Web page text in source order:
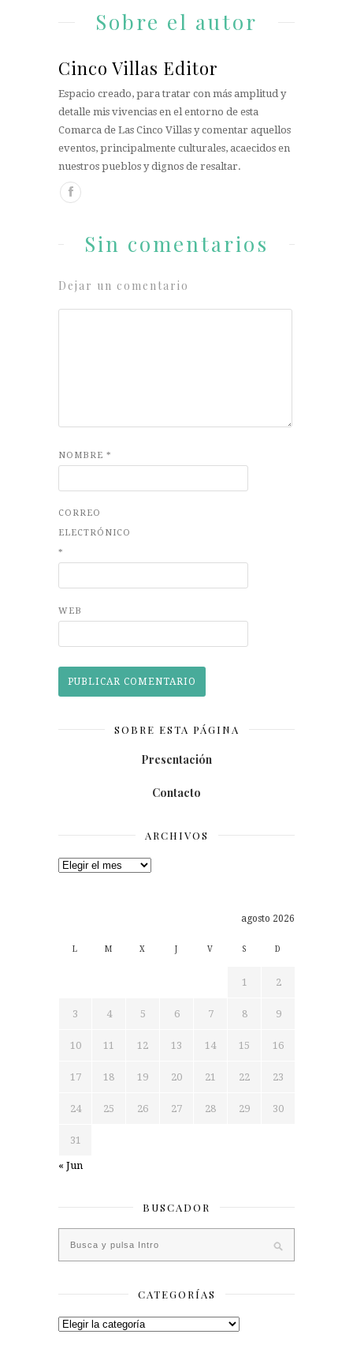
Sobre el autor
Cinco Villas Editor
Espacio creado, para tratar con más amplitud y
detalle mis vivencias en el entorno de esta
Comarca de Las Cinco Villas y comentar aquellos
eventos, principalmente culturales, acaecidos en
nuestros pueblos y dignos de resaltar.
Sin comentarios
Dejar un comentario
NOMBRE *
CORREO
ELECTRÓNICO
*
WEB
SOBRE ESTA PÁGINA
Presentación
Contacto
ARCHIVOS
Archivos
agosto 2026
L M X J V S D
1 2
3 4 5 6 7 8 9
10 11 12 13 14 15 16
17 18 19 20 21 22 23
24 25 26 27 28 29 30
31
« Jun
BUSCADOR
CATEGORÍAS
Categorías